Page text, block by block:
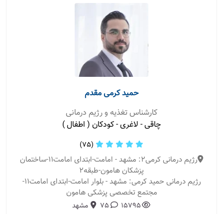
حمید کرمی مقدم
کارشناس تغذیه و رژیم درمانی
چاقی - لاغری - کودکان ( اطفال )
(75)
رژیم درمانی کرمی2: مشهد - امامت-ابتدای امامت11-ساختمان
پزشکان هامون-طبقه2
رژیم درمانی حمید کرمی: مشهد - بلوار امامت-ابتدای امامت11-
مجتمع تخصصی پزشکی هامون
15795
75 مشهد